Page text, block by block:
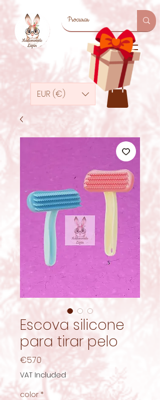
EUR (€)
Escova silicone
para tirar pelo
€5.70 Price
VAT Included
color *